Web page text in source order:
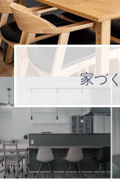
家づ